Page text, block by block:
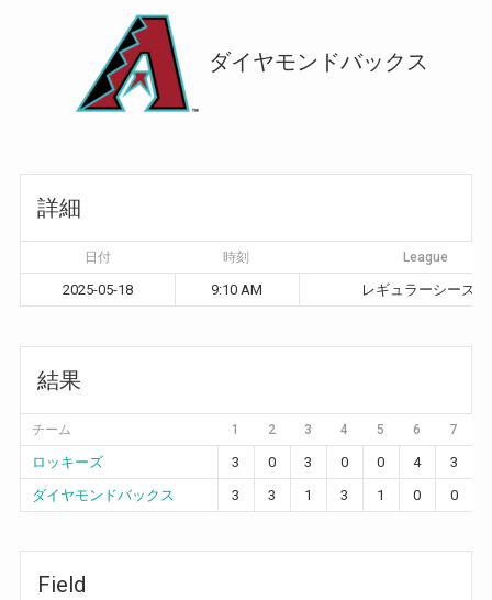
ダイヤモンドバックス
詳細
日付 時刻 League
2025-05-18 9:10 AM レギュラーシーズン
結果
チーム 1 2 3 4 5 6 7
ロッキーズ 3 0 3 0 0 4 3
ダイヤモンドバックス
3 3 1 3 1 0 0
Field